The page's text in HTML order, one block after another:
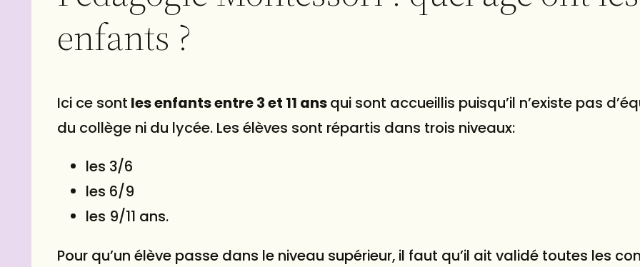
enfants ?
Ici ce sont les enfants entre 3 et 11 ansqui sont accueillis puisqu’il n’existe pas
du collège ni du lycée. Les élèves sont répartis dans trois niveaux:
les 3/6
les 6/9
les 9/11 ans.
Pour qu’un élève passe dans le niveau supérieur, il faut qu’il ait validé toutes les